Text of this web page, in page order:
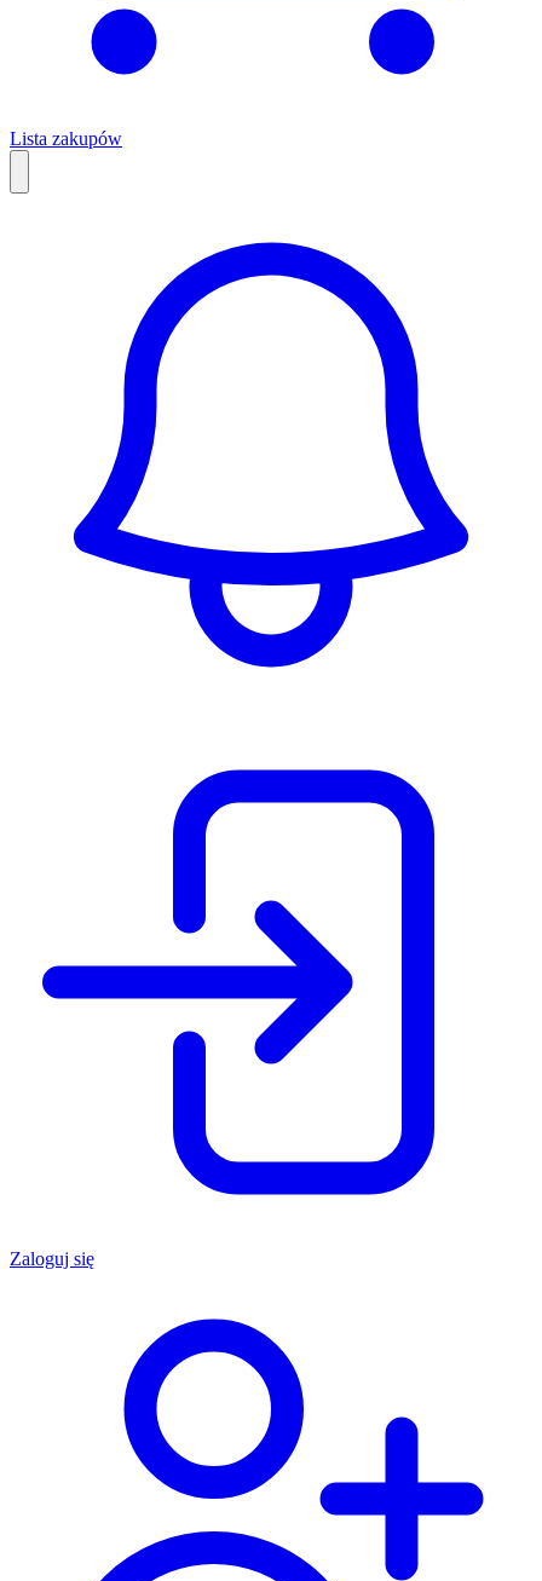
Lista zakupów
Zaloguj się